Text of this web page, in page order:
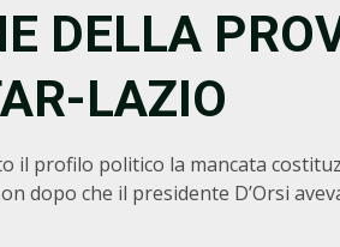
DELLA
LAZIO
il profilo politico la mancata
dopo che il presidente D’Orsi